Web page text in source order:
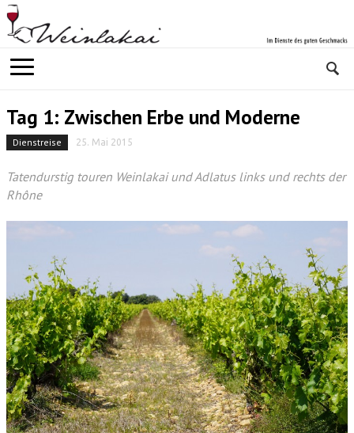
Tag 1: Zwischen Erbe und Moderne
Dienstreise 25. Mai 2015
Tatendurstig touren Weinlakai und Adlatus links und rechts der
Rhône